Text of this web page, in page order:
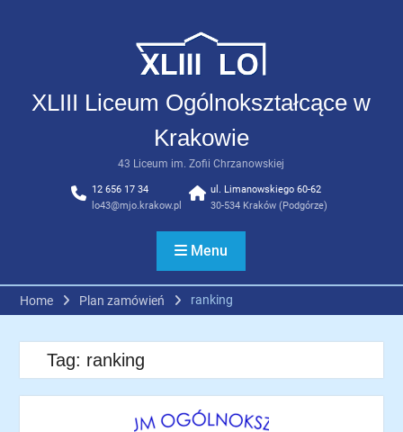
XLIII Liceum Ogólnokształcące w
Krakowie
43 Liceum im. Zofii Chrzanowskiej
12 656 17 34
lo43@mjo.krakow.pl
ul. Limanowskiego 60-62
30-534 Kraków (Podgórze)
Menu
Home Plan zamówień ranking
Tag: ranking